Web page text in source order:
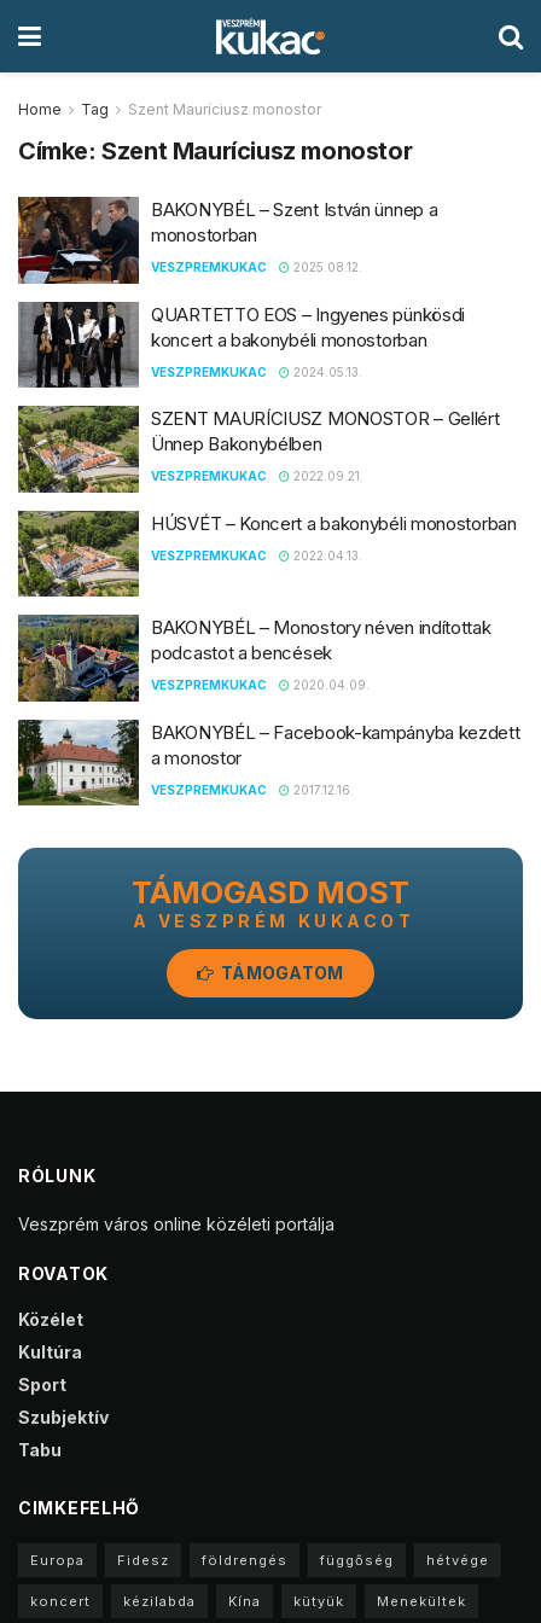
Home Tag Szent Mauríciusz monostor
Címke:Szent Mauríciusz monostor
BAKONYBÉL – Szent István ünnep a
monostorban
VESZPREMKUKAC 2025.08.12.
QUARTETTO EOS – Ingyenes pünkösdi
koncert a bakonybéli monostorban
VESZPREMKUKAC 2024.05.13.
SZENT MAURÍCIUSZ MONOSTOR – Gellért
Ünnep Bakonybélben
VESZPREMKUKAC 2022.09.21.
HÚSVÉT – Koncert a bakonybéli monostorban
VESZPREMKUKAC 2022.04.13.
BAKONYBÉL – Monostory néven indítottak
podcastot a bencések
VESZPREMKUKAC 2020.04.09.
BAKONYBÉL – Facebook-kampányba kezdett
a monostor
VESZPREMKUKAC 2017.12.16.
TÁMOGASD MOST
A VESZPRÉM KUKACOT
TÁMOGATOM
RÓLUNK
Veszprém város online közéleti portálja
ROVATOK
Közélet
Kultúra
Sport
Szubjektív
Tabu
CIMKEFELHŐ
Europa Fidesz földrengés függőség hétvége
koncert kézilabda Kína kütyük Menekültek